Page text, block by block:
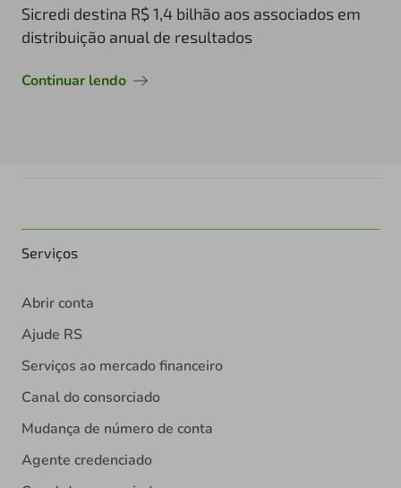
Sicredi destina R$ 1,4 bilhão aos associados em
distribuição anual de resultados
Continuar lendo
Serviços
Abrir conta
Ajude RS
Serviços ao mercado financeiro
Canal do consorciado
Mudança de número de conta
Agente credenciado